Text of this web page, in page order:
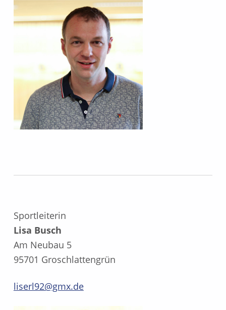
Sportleiterin
Lisa Busch
Am Neubau 5
95701 Groschlattengrün
liserl92@gmx.de